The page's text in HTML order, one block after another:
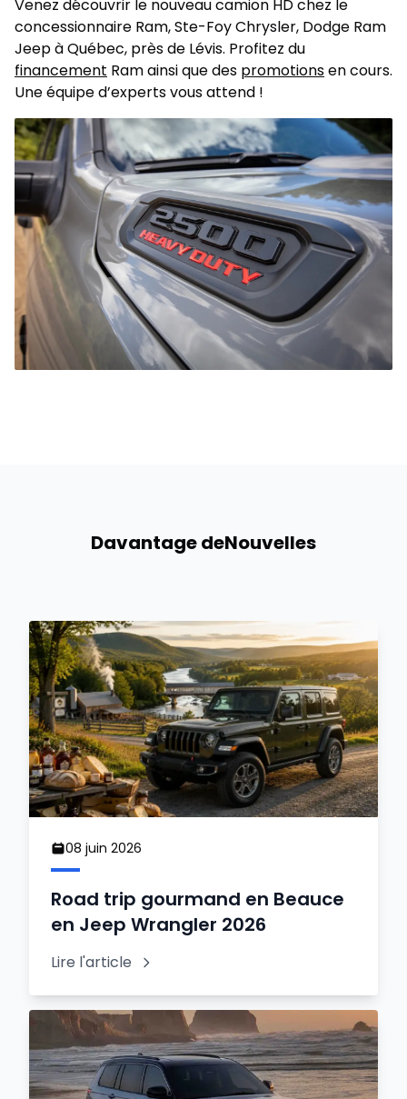
Venez découvrir le nouveau camion HD chez le
concessionnaire Ram, Ste-Foy Chrysler, Dodge Ram
Jeep à Québec, près de Lévis. Profitez du
financement Ram ainsi que des promotionsen cours.
Une équipe d’experts vous attend !
Davantage deNouvelles
08 juin 2026
Road trip gourmand en Beauce
en Jeep Wrangler 2026
Lire l'article